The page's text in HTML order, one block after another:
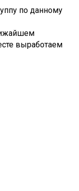
по данному
выработаем